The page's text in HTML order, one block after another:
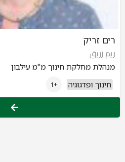
רים זריק
ريم زريق
מנהלת מחלקת חינוך מ"מ עילבון
חינוך ופדגוגיה
+1